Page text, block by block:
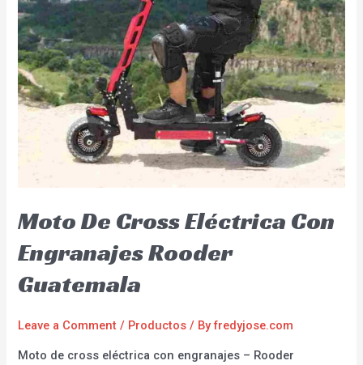
Moto De Cross Eléctrica Con
Engranajes Rooder
Guatemala
Leave a Comment / Productos / Byfredyjose.com
Moto de cross eléctrica con engranajes – Rooder